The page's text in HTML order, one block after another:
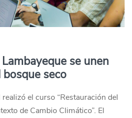
se unen
seco
el curso “Restauración del
de Cambio Climático”. El